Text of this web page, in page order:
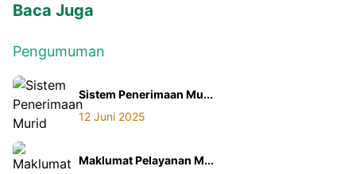
Baca Juga
Pengumuman
Sistem Penerimaan Mu...
12 Juni 2025
Maklumat Pelayanan M...